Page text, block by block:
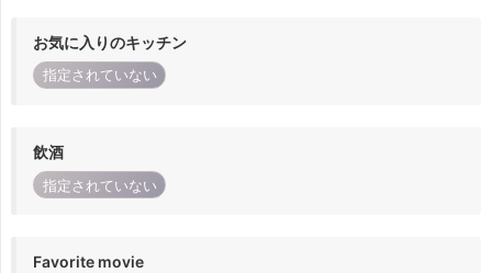
お気に入りのキッチン
指定されていない
飲酒
指定されていない
Favorite movie